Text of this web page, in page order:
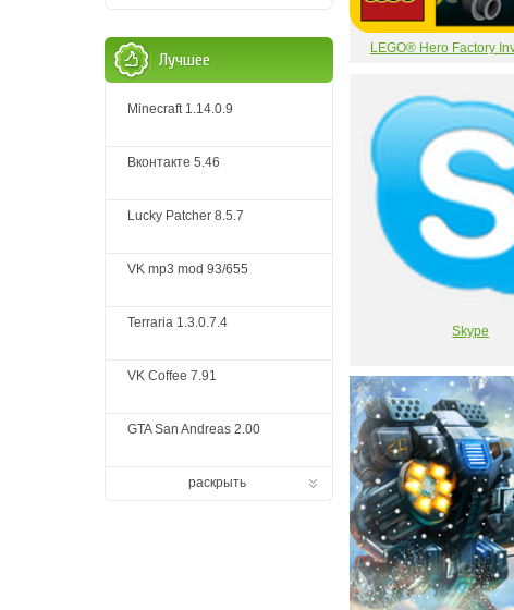
LEGO® Hero Factory
Skype
Лучшее
Minecraft 1.14.0.9
Вконтакте 5.46
Lucky Patcher 8.5.7
VK mp3 mod 93/655
Terraria 1.3.0.7.4
VK Coffee 7.91
GTA San Andreas 2.00
раскрыть